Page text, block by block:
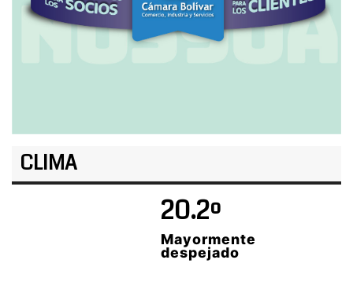
CLIMA
20.2º
Mayormente
despejado